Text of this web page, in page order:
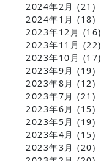
2024年2月 (21)
2024年1月 (18)
2023年12月 (16)
2023年11月 (22)
2023年10月 (17)
2023年9月 (19)
2023年8月 (12)
2023年7月 (21)
2023年6月 (15)
2023年5月 (19)
2023年4月 (15)
2023年3月 (20)